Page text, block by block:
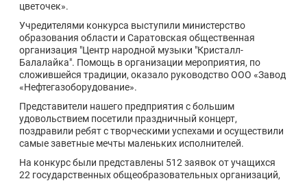
цветочек».
Учредителями конкурса выступили министерство
образования области и Саратовская общественная
организация "Центр народной музыки "Кристалл-
Балалайка". Помощь в организации мероприятия, по
сложившейся традиции, оказало руководство ООО «Завод
«Нефтегазоборудование».
Представители нашего предприятия с большим
удовольствием посетили праздничный концерт,
поздравили ребят с творческими успехами и осуществили
самые заветные мечты маленьких исполнителей.
На конкурс были представлены 512 заявок от учащихся
22 государственных общеобразовательных организаций,